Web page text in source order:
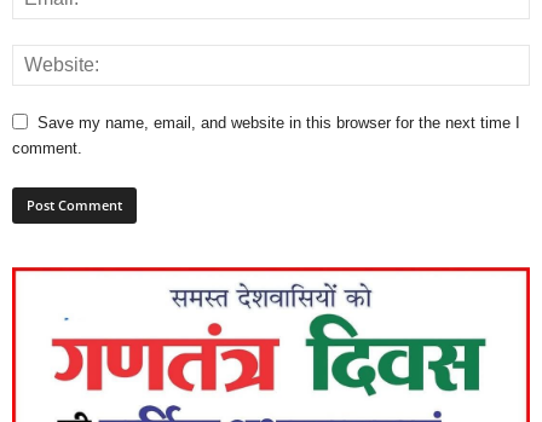
Save my name, email, and website in this browser for the next time I
comment.